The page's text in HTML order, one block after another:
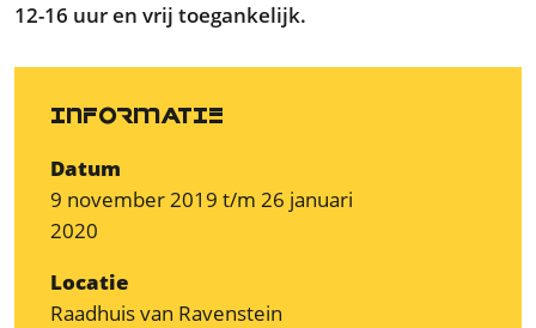
12-16 uur en vrij toegankelijk.
INFORMATIE
Datum
9 november 2019 t/m 26 januari
2020
Locatie
Raadhuis van Ravenstein